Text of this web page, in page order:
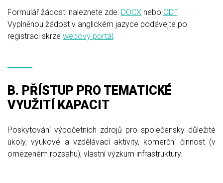
Formulář žádosti naleznete zde: DOCX nebo ODT.
Vyplněnou žádost v anglickém jazyce podávejte po
registraci skrze webový portál
B. PŘÍSTUP PRO TEMATICKÉ
VYUŽITÍ KAPACIT
Poskytování výpočetních zdrojů pro společensky důležité
úkoly, výukové a vzdělávací aktivity, komerční činnost (v
omezeném rozsahu), vlastní výzkum infrastruktury.